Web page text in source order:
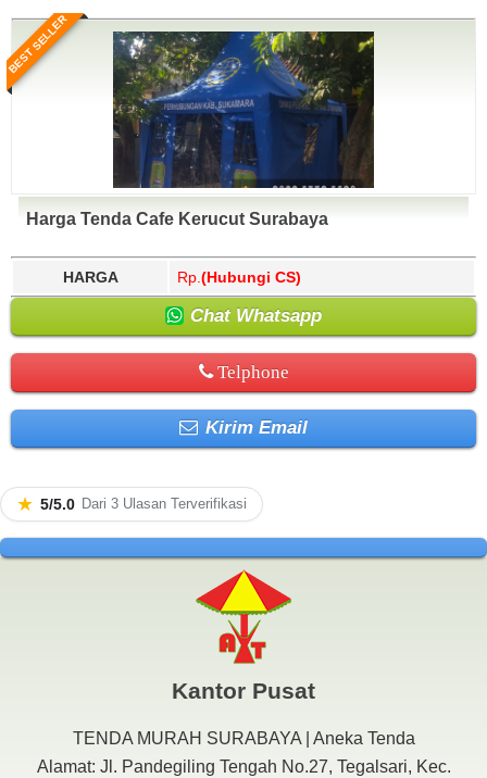
BEST SELLER
Harga Tenda Cafe Kerucut Surabaya
HARGA Rp. (Hubungi CS)
Chat Whatsapp
Telphone
Kirim Email
★ 5/5.0 Dari 3 Ulasan Terverifikasi
Kantor Pusat
TENDA MURAH SURABAYA | Aneka Tenda
Alamat: Jl. Pandegiling Tengah No.27, Tegalsari, Kec.